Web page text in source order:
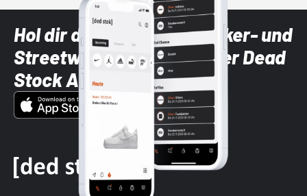
Hol dir die neuesten Sneaker- und
Streetwear-Brands mit der Dead
Stock App